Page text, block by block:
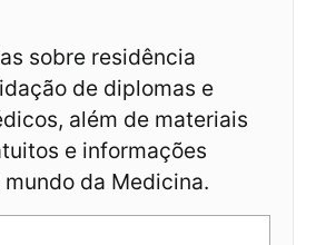
sobre residência
de diplomas e
além de materiais
e informações
da Medicina.